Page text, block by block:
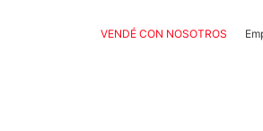
VENDÉ CON NOSOTROS